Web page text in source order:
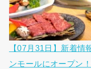
【07月31日】新着情
ンモールにオープン